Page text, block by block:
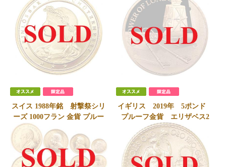
290,000円
会員価格 280,000 円
SOLD
スイス 1988年銘 射撃祭シリ
ーズ 1000フラン 金貨 プルー
フ ブルック レア発行300
枚 FDC完全未使用
SOLD
イギリス 2019年 5ポンド
プルーフ金貨 エリザベス2
世 ロンドンタワー”キー・セ
レモニー” No.007 限定発行
385枚 共箱 FDC完全未使用
SOLD